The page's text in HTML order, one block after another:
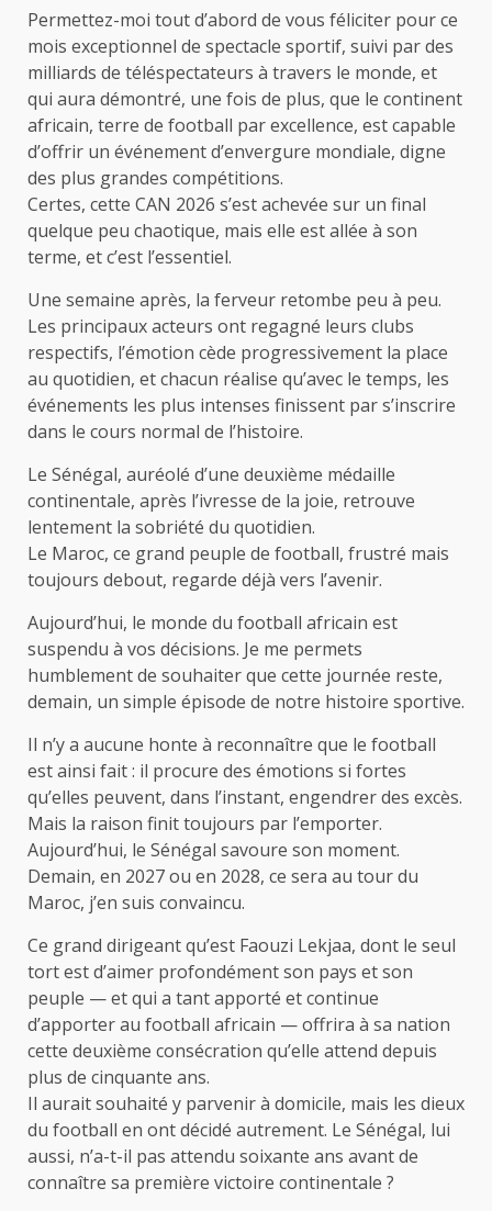
Permettez-moi tout d’abord de vous féliciter pour ce
mois exceptionnel de spectacle sportif, suivi par des
milliards de téléspectateurs à travers le monde, et
qui aura démontré, une fois de plus, que le continent
africain, terre de football par excellence, est capable
d’offrir un événement d’envergure mondiale, digne
des plus grandes compétitions.
Certes, cette CAN 2026 s’est achevée sur un final
quelque peu chaotique, mais elle est allée à son
terme, et c’est l’essentiel.
Une semaine après, la ferveur retombe peu à peu.
Les principaux acteurs ont regagné leurs clubs
respectifs, l’émotion cède progressivement la place
au quotidien, et chacun réalise qu’avec le temps, les
événements les plus intenses finissent par s’inscrire
dans le cours normal de l’histoire.
Le Sénégal, auréolé d’une deuxième médaille
continentale, après l’ivresse de la joie, retrouve
lentement la sobriété du quotidien.
Le Maroc, ce grand peuple de football, frustré mais
toujours debout, regarde déjà vers l’avenir.
Aujourd’hui, le monde du football africain est
suspendu à vos décisions. Je me permets
humblement de souhaiter que cette journée reste,
demain, un simple épisode de notre histoire sportive.
Il n’y a aucune honte à reconnaître que le football
est ainsi fait : il procure des émotions si fortes
qu’elles peuvent, dans l’instant, engendrer des excès.
Mais la raison finit toujours par l’emporter.
Aujourd’hui, le Sénégal savoure son moment.
Demain, en 2027 ou en 2028, ce sera au tour du
Maroc, j’en suis convaincu.
Ce grand dirigeant qu’est Faouzi Lekjaa, dont le seul
tort est d’aimer profondément son pays et son
peuple — et qui a tant apporté et continue
d’apporter au football africain — offrira à sa nation
cette deuxième consécration qu’elle attend depuis
plus de cinquante ans.
Il aurait souhaité y parvenir à domicile, mais les dieux
du football en ont décidé autrement. Le Sénégal, lui
aussi, n’a-t-il pas attendu soixante ans avant de
connaître sa première victoire continentale ?